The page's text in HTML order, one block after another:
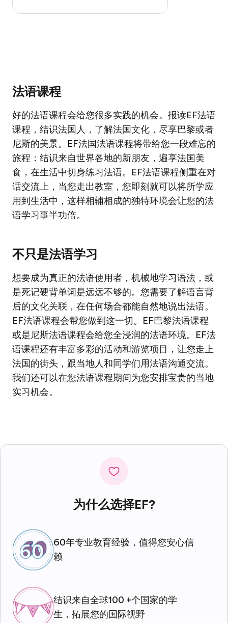
法语课程
好的法语课程会给您很多实践的机会。报读EF法语
课程，结识法国人，了解法国文化，尽享巴黎或者
尼斯的美景。EF法国法语课程将带给您一段难忘的
旅程：结识来自世界各地的新朋友，遍享法国美
食，在生活中切身练习法语。EF法语课程侧重在对
话交流上，当您走出教室，您即刻就可以将所学应
用到生活中，这样相辅相成的独特环境会让您的法
语学习事半功倍。
不只是法语学习
想要成为真正的法语使用者，机械地学习语法，或
是死记硬背单词是远远不够的。您需要了解语言背
后的文化关联，在任何场合都能自然地说出法语。
EF法语课程会帮您做到这一切。EF巴黎法语课程
或是尼斯法语课程会给您全浸润的法语环境。EF法
语课程还有丰富多彩的活动和游览项目，让您走上
法国的街头，跟当地人和同学们用法语沟通交流。
我们还可以在您法语课程期间为您安排宝贵的当地
实习机会。
为什么选择EF?
60年专业教育经验，值得您安心信
赖
结识来自全球100 +个国家的学
生，拓展您的国际视野